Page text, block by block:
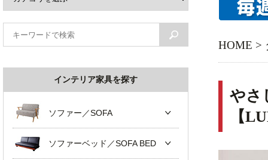
HOME >
やさ
【
インテリア家具を探す
ソファー／SOFA
ソファーベッド／SOFA BED